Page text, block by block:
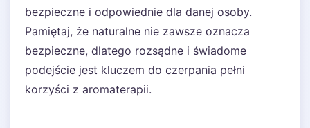
bezpieczne i odpowiednie dla danej osoby.
Pamiętaj, że naturalne nie zawsze oznacza
bezpieczne, dlatego rozsądne i świadome
podejście jest kluczem do czerpania pełni
korzyści z aromaterapii.